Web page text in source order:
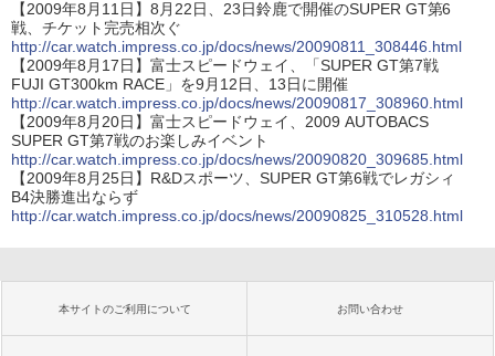
【2009年8月11日】8月22日、23日鈴鹿で開催のSUPER GT第6
戦、チケット完売相次ぐ
http://car.watch.impress.co.jp/docs/news/20090811_308446.html
【2009年8月17日】富士スピードウェイ、「SUPER GT第7戦
FUJI GT300km RACE」を9月12日、13日に開催
http://car.watch.impress.co.jp/docs/news/20090817_308960.html
【2009年8月20日】富士スピードウェイ、2009 AUTOBACS
SUPER GT第7戦のお楽しみイベント
http://car.watch.impress.co.jp/docs/news/20090820_309685.html
【2009年8月25日】R&Dスポーツ、SUPER GT第6戦でレガシィ
B4決勝進出ならず
http://car.watch.impress.co.jp/docs/news/20090825_310528.html
本サイトのご利用について お問い合わせ